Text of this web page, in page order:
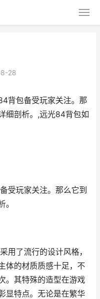
28
背包备受玩家关注。那
细剖析。,远光84背包如
受玩家关注。那么它到
用了流行的设计风格，
体的材质质感十足，不
。其特殊的造型在游戏
显特点。无论是在繁华